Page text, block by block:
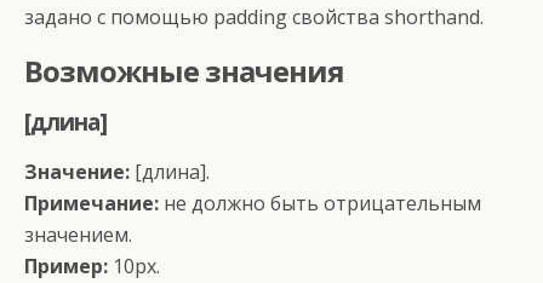
задано с помощью padding свойства shorthand.
Возможные значения
[длина]
Значение: [длина].
Примечание: не должно быть отрицательным
значением.
Пример: 10px.